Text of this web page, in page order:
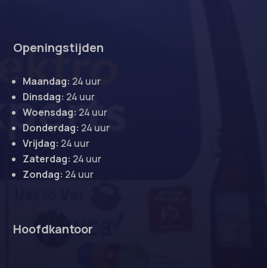
Openingstijden
Maandag: 24 uur
Dinsdag: 24 uur
Woensdag: 24 uur
Donderdag: 24 uur
Vrijdag: 24 uur
Zaterdag: 24 uur
Zondag: 24 uur
Hoofdkantoor